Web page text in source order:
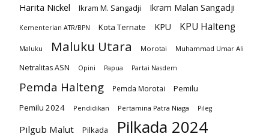
Harita Nickel Ikram M. Sangadji Ikram Malan Sangadji
Kementerian ATR/BPN Kota Ternate KPU KPU Halteng
Maluku Maluku Utara Morotai Muhammad Umar Ali
Netralitas ASN Opini Papua Partai Nasdem
Pemda Halteng Pemda Morotai
Pemilu
Pemilu 2024
Pendidikan Pertamina Patra Niaga Pileg
Pilgub Malut Pilkada Pilkada 2024